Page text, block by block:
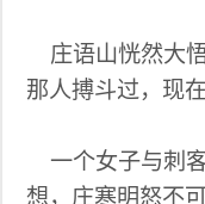
庄语山恍然大
那人搏斗过，现
一个女子与刺
想，庄寒明怒不